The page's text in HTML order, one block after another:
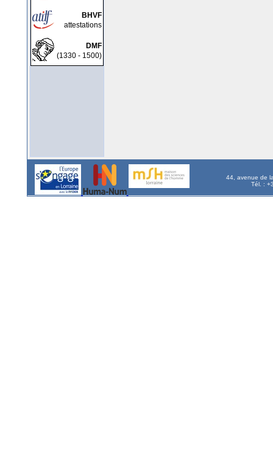
BHVF
attestations
DMF
(1330 - 1500)
44, avenue de
Tél. :